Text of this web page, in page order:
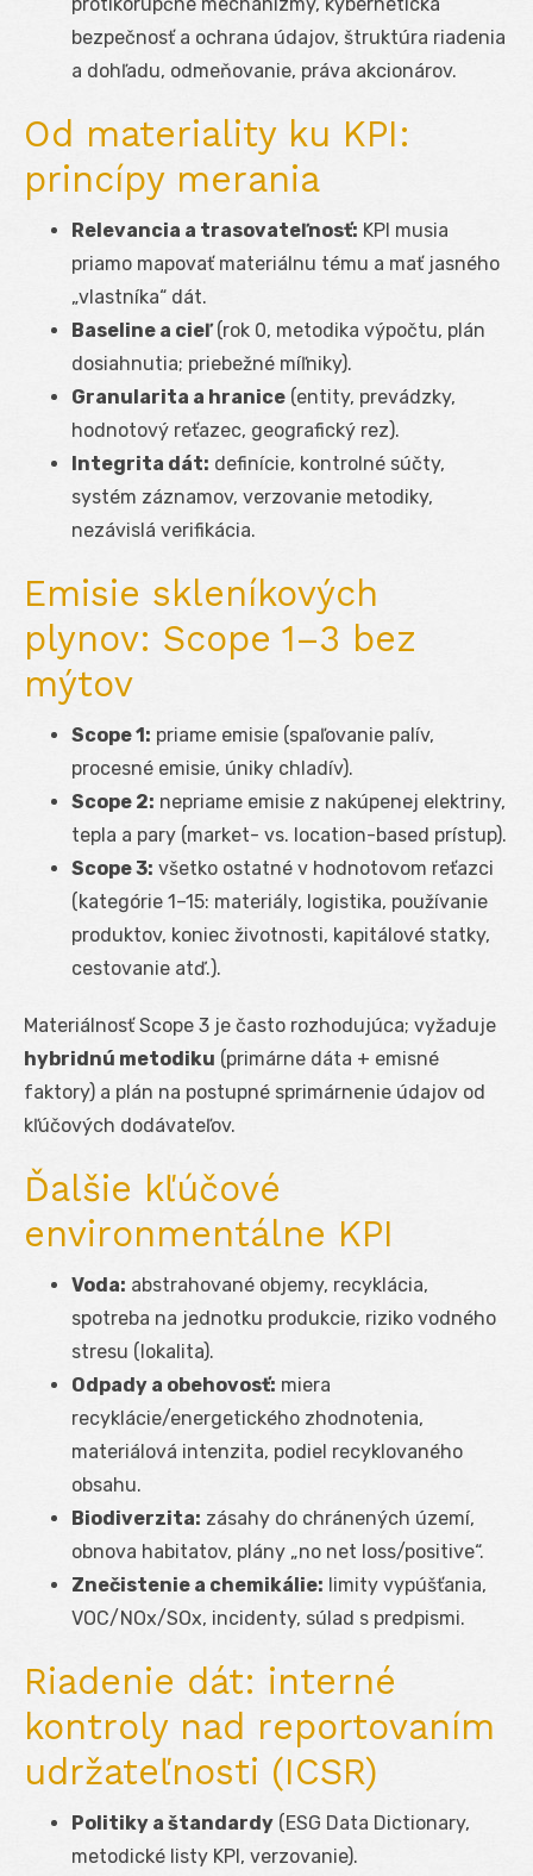
bezpečnosť a ochrana údajov, štruktúra riadenia
a dohľadu, odmeňovanie, práva akcionárov.
Od materiality ku KPI:
princípy merania
Relevancia a trasovateľnosť: KPI musia
priamo mapovať materiálnu tému a mať jasného
„vlastníka“ dát.
Baseline a cieľ(rok 0, metodika výpočtu, plán
dosiahnutia; priebežné míľniky).
Granularita a hranice (entity, prevádzky,
hodnotový reťazec, geografický rez).
Integrita dát: definície, kontrolné súčty,
systém záznamov, verzovanie metodiky,
nezávislá verifikácia.
Emisie skleníkových
plynov: Scope 1–3 bez
mýtov
Scope 1: priame emisie (spaľovanie palív,
procesné emisie, úniky chladív).
Scope 2: nepriame emisie z nakúpenej elektriny,
tepla a pary (market- vs. location-based prístup).
Scope 3: všetko ostatné v hodnotovom reťazci
(kategórie 1–15: materiály, logistika, používanie
produktov, koniec životnosti, kapitálové statky,
cestovanie atď.).
Materiálnosť Scope 3 je často rozhodujúca; vyžaduje
hybridnú metodiku (primárne dáta + emisné
faktory) a plán na postupné sprimárnenie údajov od
kľúčových dodávateľov.
Ďalšie kľúčové
environmentálne KPI
Voda: abstrahované objemy, recyklácia,
spotreba na jednotku produkcie, riziko vodného
stresu (lokalita).
Odpady a obehovosť: miera
recyklácie/energetického zhodnotenia,
materiálová intenzita, podiel recyklovaného
obsahu.
Biodiverzita: zásahy do chránených území,
obnova habitatov, plány „no net loss/positive“.
Znečistenie a chemikálie: limity vypúšťania,
VOC/NOx/SOx, incidenty, súlad s predpismi.
Riadenie dát: interné
kontroly nad reportovaním
udržateľnosti (ICSR)
Politiky a štandardy (ESG Data Dictionary,
metodické listy KPI, verzovanie).